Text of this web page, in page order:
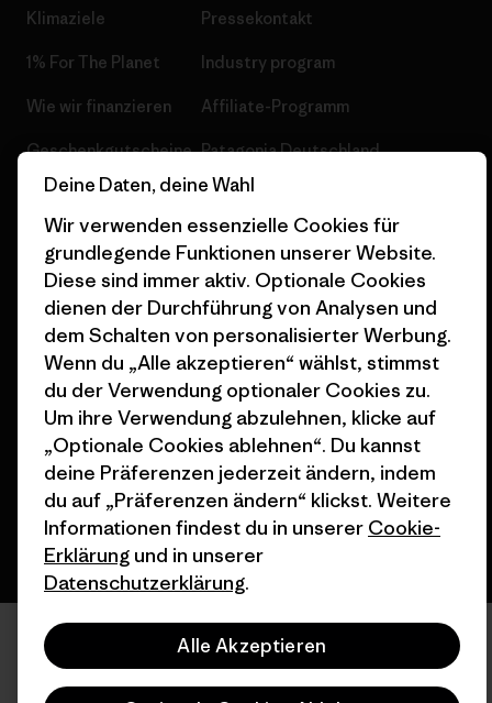
Klimaziele
1% For The Planet
Wie wir finanzieren
Geschenkgutscheine
Stores in deiner
Nähe
Pressekontakt
Industry program
Affiliate-Programm
Patagonia Deutschland
Seitenverzeichnis
© 2026 Patagonia, Inc. All Rights Reserved.
Deutsch
Deine Daten, deine Wahl
Wir verwenden essenzielle Cookies für
grundlegende Funktionen unserer Website.
Diese sind immer aktiv. Optionale Cookies
dienen der Durchführung von Analysen und
dem Schalten von personalisierter Werbung.
Wenn du „Alle akzeptieren“ wählst, stimmst
du der Verwendung optionaler Cookies zu.
Um ihre Verwendung abzulehnen, klicke auf
„Optionale Cookies ablehnen“. Du kannst
deine Präferenzen jederzeit ändern, indem
du auf „Präferenzen ändern“ klickst. Weitere
Informationen findest du in unserer Cookie-
Erklärung und in unserer
Datenschutzerklärung.
Alle Akzeptieren